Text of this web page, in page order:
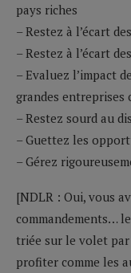
pays riches
– Restez à l’écart
– Restez à l’écart
– Evaluez l’impact
grandes entreprises
– Restez sourd au
– Guettez les
– Gérez
[NDLR : Oui, vous
commandements…
triée sur le volet par
profiter comme les